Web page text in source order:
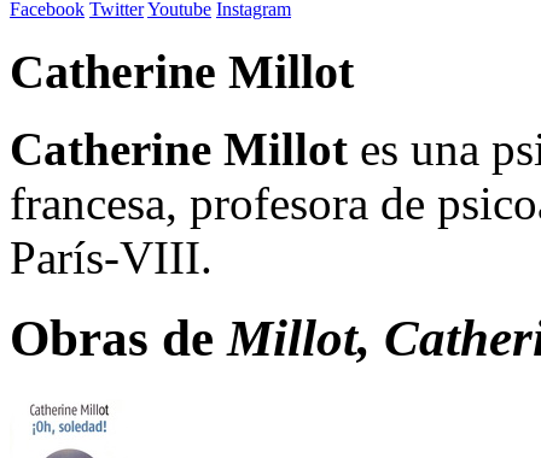
Facebook TwitterYoutube Instagram
Catherine Millot
Catherine Millot es una
francesa, profesora de
París-VIII.
Obras deMillot,